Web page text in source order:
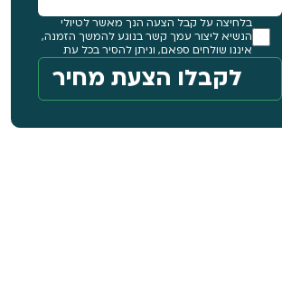
בלחיצה על קבל הצעה הנך מאשר לטיולי
הנשיא ליצור עמך קשר בנוגע להמשך הזמנה,
איננו שולחים ספאם, וניתן להסיר בכל עת